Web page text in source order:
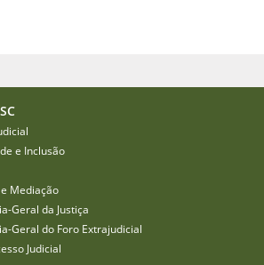
e Inclusão
Mediação
Geral da Justiça
Geral do Foro Extrajudicial
Judicial